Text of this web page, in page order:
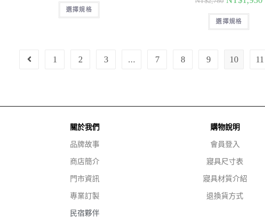
選擇規格
選擇規格
1 2 3 ... 7 8 9 10 11
關於我們
品牌故事
商店簡介
門市資訊
專業訂製
民宿夥伴
購物說明
會員登入
寢具尺寸表
寢具材質介紹
退換貨方式